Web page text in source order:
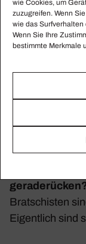
wie Cookies, um
zuzugreifen. Wenn
wie das
Wenn Sie Ihre
bestimmte Merkmale
Mit welcher/
würden Sie
Welche
Musiker, die
beein­dru­cken,
Technik
Welches
Brat­schisten
Eigent­lich sind